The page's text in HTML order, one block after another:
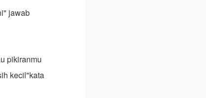
jawab
pikiranmu
kecil"kata